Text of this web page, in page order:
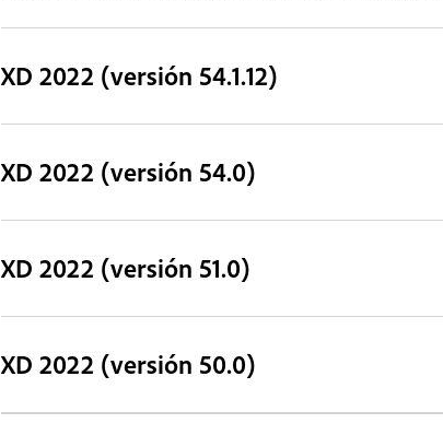
XD 2022 (versión 54.1.12)
XD 2022 (versión 54.0)
XD 2022 (versión 51.0)
XD 2022 (versión 50.0)